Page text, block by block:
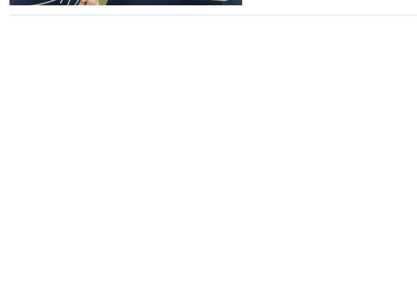
360 độ Sức khỏe
Kết nối công nghệ